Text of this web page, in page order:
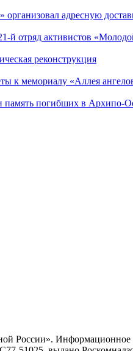
адресную
й отряд активистов
реконструкция
к мемориалу «Аллея
память погибших в Архипо-
России». Информационное